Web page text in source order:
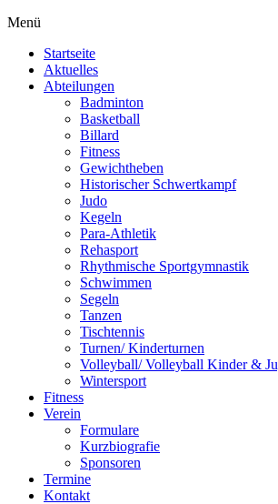
Menü
Startseite
Aktuelles
Abteilungen
Badminton
Basketball
Billard
Fitness
Gewichtheben
Historischer Schwertkampf
Judo
Kegeln
Para-Athletik
Rehasport
Rhythmische Sportgymnastik
Schwimmen
Segeln
Tanzen
Tischtennis
Turnen/ Kinderturnen
Volleyball/ Volleyball Kinder &
Wintersport
Fitness
Verein
Formulare
Kurzbiografie
Sponsoren
Termine
Kontakt